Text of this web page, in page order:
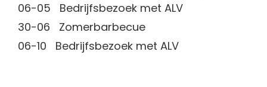
06-05 Bedrijfsbezoek met ALV
30-06 Zomerbarbecue
06-10 Bedrijfsbezoek met ALV